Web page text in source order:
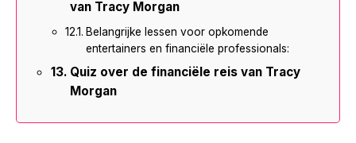
van Tracy Morgan
Belangrijke lessen voor opkomende
entertainers en financiële professionals:
Quiz over de financiële reis van Tracy
Morgan